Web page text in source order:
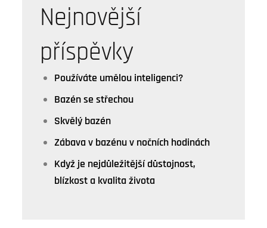
Nejnovější
příspěvky
Používáte umělou inteligenci?
Bazén se střechou
Skvělý bazén
Zábava v bazénu v nočních hodinách
Když je nejdůležitější důstojnost,
blízkost a kvalita života